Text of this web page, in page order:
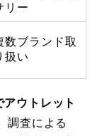
リー
数ブランド取
扱い
ウトレット
調査による